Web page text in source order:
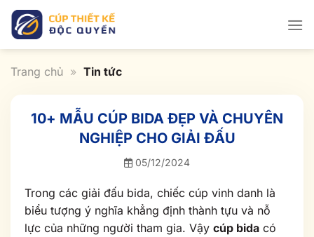
qua
nội
Trang chủ » Tin tức
10+ MẪU CÚP BIDA ĐẸP VÀ CHUYÊN
NGHIỆP CHO GIẢI ĐẤU
05/12/2024
Trong các giải đấu bida, chiếc cúp vinh danh là
biểu tượng ý nghĩa khẳng định thành tựu và nỗ
lực của những người tham gia. Vậy cúp bida có